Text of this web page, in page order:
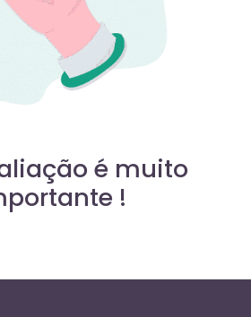
é muito
!